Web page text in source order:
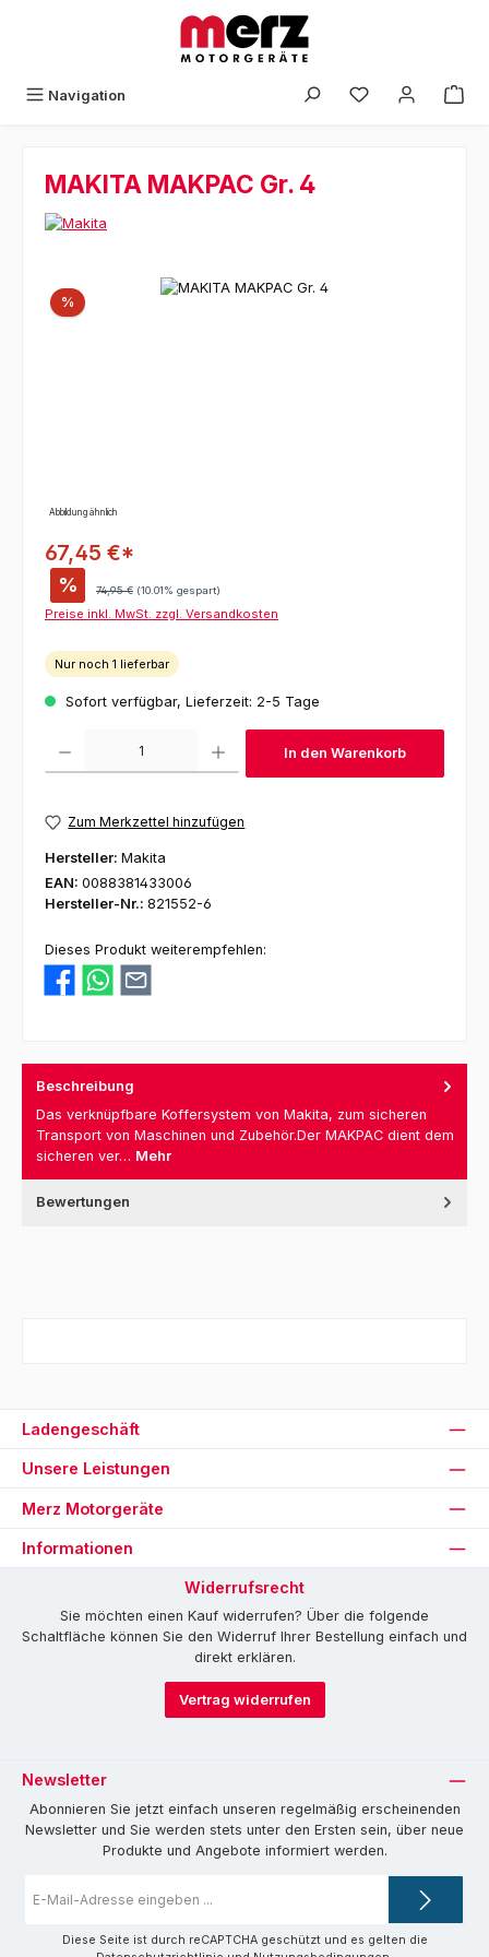
Navigation
MAKITA MAKPAC Gr. 4
Bildergalerie überspringen
% Rabatt
Abbildung ähnlich
67,45 €*
% Regulärer Preis:
74,95 € (10.01% gespart)
Preise inkl. MwSt. zzgl. Versandkosten
Nur noch 1 lieferbar
Sofort verfügbar, Lieferzeit: 2-5 Tage
In den Warenkorb
Zum Merkzettel hinzufügen
Hersteller: Makita
EAN: 0088381433006
Hersteller-Nr.: 821552-6
Dieses Produkt weiterempfehlen:
Beschreibung
Das verknüpfbare Koffersystem von Makita, zum sicheren
Transport von Maschinen und Zubehör.Der MAKPAC dient dem
sicheren ver… Mehr
Bewertungen
Ladengeschäft
Unsere Leistungen
Merz Motorgeräte
Informationen
Widerrufsrecht
Sie möchten einen Kauf widerrufen? Über die folgende
Schaltfläche können Sie den Widerruf Ihrer Bestellung einfach und
direkt erklären.
Vertrag widerrufen
Newsletter
Abonnieren Sie jetzt einfach unseren regelmäßig erscheinenden
Newsletter und Sie werden stets unter den Ersten sein, über neue
Produkte und Angebote informiert werden.
Mail-
Diese Seite ist durch reCAPTCHA geschützt und es gelten die